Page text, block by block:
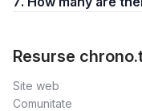
Resurse
Site web
Comunitate